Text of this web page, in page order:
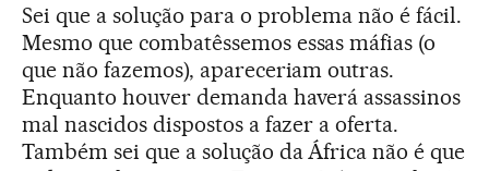
Sei que a solução para o problema não é fácil.
Mesmo que combatêssemos essas máfias (o
que não fazemos), apareceriam outras.
Enquanto houver demanda haverá assassinos
mal nascidos dispostos a fazer a oferta.
Também sei que a solução da África não é que